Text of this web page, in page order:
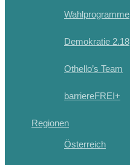
Wahlprogramme
Demokratie 2.18
Othello’s Team
barriereFREI+
Regionen
Österreich